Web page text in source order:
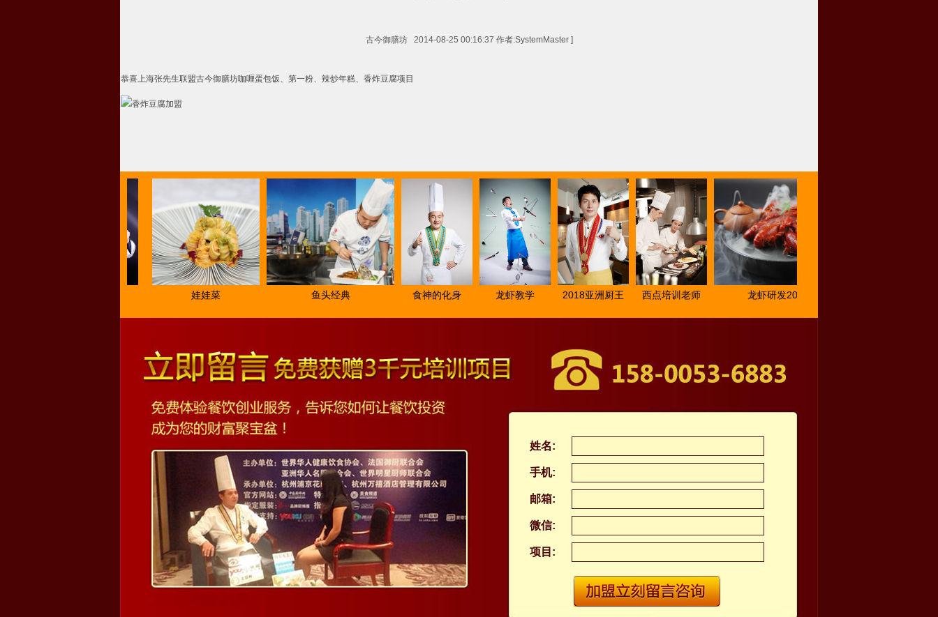
古今御膳坊 2014-08-25 00:16:37 作者:SystemMaster ]
恭喜上海张先生联盟古今御膳坊咖喱蛋包饭、第一粉、辣炒年糕、香炸豆腐项目
娃娃菜 鱼头经典 食神的化身 龙虾教学 2018亚洲厨王 西点培训老师 龙虾研发2018
姓名:
手机:
邮箱:
微信:
项目: